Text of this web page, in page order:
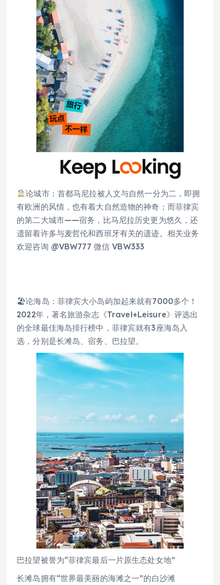
论城市：首都马尼拉被人文与自然一分为二，即拥
有欧洲的风情，也有着大自然造物的神奇；而菲律宾
的第二大城市——宿务，比马尼拉历史更为悠久，还
遗留着许多与麦哲伦和西班牙有关的遗迹。相关业务
欢迎咨询 @VBW777 微信 VBW333
🏖论海岛：菲律宾大小岛屿加起来就有7000多个！
2022年，著名旅游杂志《Travel+Leisure》评选出
的全球最佳海岛排行榜中，菲律宾就有3座海岛入
选，分别是长滩岛、宿务、巴拉望。
巴拉望被誉为“菲律宾最后一片原生态处女地”
长滩岛拥有“世界最美丽的海滩之一”的白沙滩